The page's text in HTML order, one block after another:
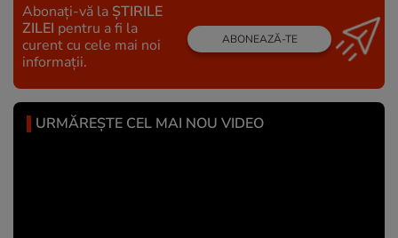
Abonați-vă la ȘTIRILE
ZILEI pentru a fi la
curent cu cele mai noi
informații.
ABONEAZĂ-TE
URMĂREȘTE CEL MAI NOU VIDEO